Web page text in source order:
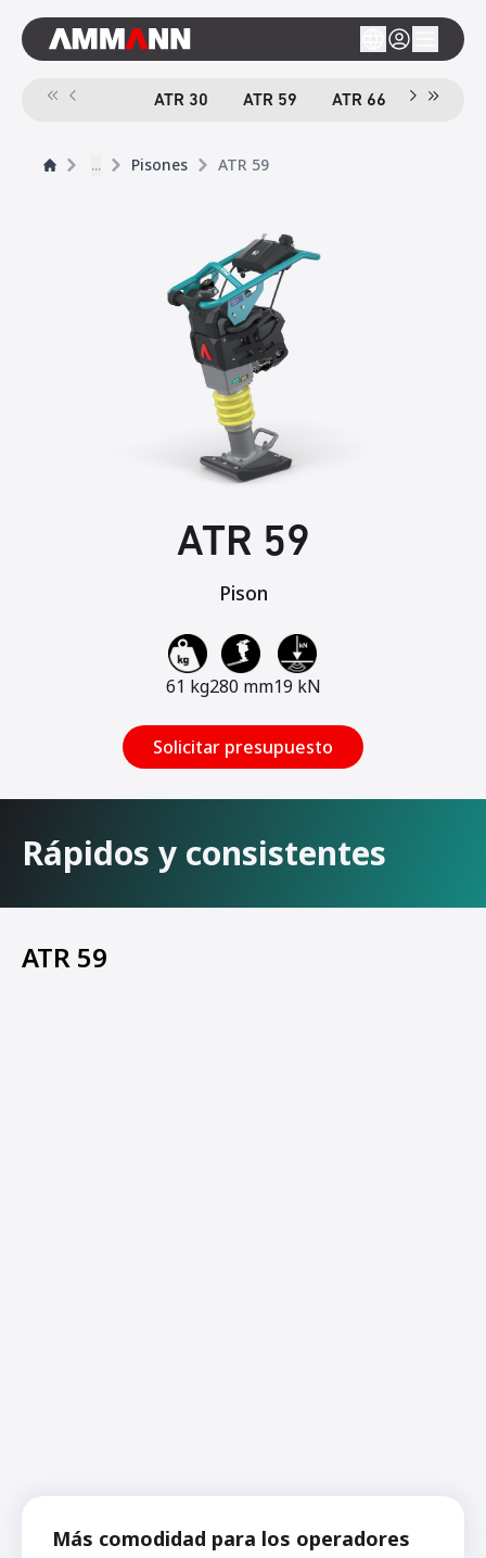
ATR 30 ATR 59 ATR 66 eATR 68
... Pisones ATR 59
ATR 59
Pison
61 kg280 mm19 kN
Solicitar presupuesto
Rápidos y consistentes
ATR 59
Más comodidad para los operadores